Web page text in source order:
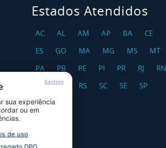
Estados Atendidos
AC AL AM AP BA
CE
ES
GO MA MG MS
MT
PA
PB PE PI PR RJ
RN
RO
RR RS SC SE
SP
TO
Keytron
sua experiência
ou em
de uso